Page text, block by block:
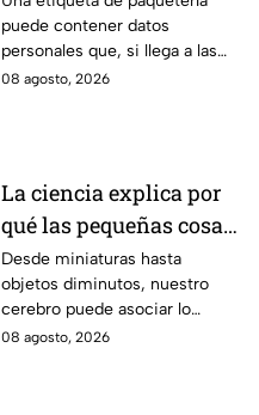
podría ponerte en
riesgo en Tijuana
puede contener datos
personales que, si llega a las
manos equivocadas, podrían
08 agosto, 2026
La ciencia explica por
qué las pequeñas cosas
nos parecen tan
adorables
Desde miniaturas hasta
objetos diminutos, nuestro
cerebro puede asociar lo
pequeño con ternura,
08 agosto, 2026